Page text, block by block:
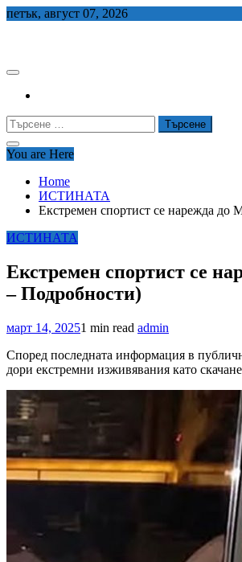
Skip
петък, август 07, 2026
Търсене
за:
You are Here
Home
ИСТИНАТА
Екстремен спортист се нарежда
ИСТИНАТА
Екстремен спортист се
– Подробности)
март 14, 20251 min read admin
Според последната информация в
дори екстремни изживявания като